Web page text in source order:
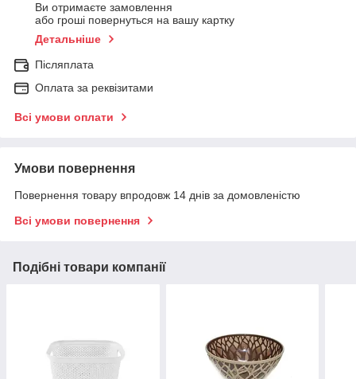
Ви отримаєте замовлення
або гроші повернуться на вашу картку
Детальніше
Післяплата
Оплата за реквізитами
Всі умови оплати
Умови повернення
Повернення товару впродовж 14 днів за домовленістю
Всі умови повернення
Подібні товари компанії